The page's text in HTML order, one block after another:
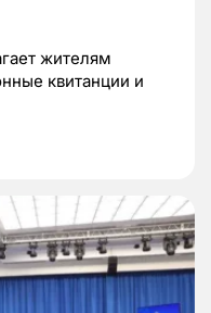
жителям
квитанции и